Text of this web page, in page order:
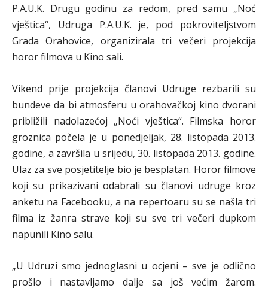
P.A.U.K. Drugu godinu za redom, pred samu „Noć
vještica“, Udruga P.A.U.K. je, pod pokroviteljstvom
Grada Orahovice, organizirala tri večeri projekcija
horor filmova u Kino sali.
Vikend prije projekcija članovi Udruge rezbarili su
bundeve da bi atmosferu u orahovačkoj kino dvorani
približili nadolazećoj „Noći vještica“. Filmska horor
groznica počela je u ponedjeljak, 28. listopada 2013.
godine, a završila u srijedu, 30. listopada 2013. godine.
Ulaz za sve posjetitelje bio je besplatan. Horor filmove
koji su prikazivani odabrali su članovi udruge kroz
anketu na Facebooku, a na repertoaru su se našla tri
filma iz žanra strave koji su sve tri večeri dupkom
napunili Kino salu.
„U Udruzi smo jednoglasni u ocjeni – sve je odlično
prošlo i nastavljamo dalje sa još većim žarom.